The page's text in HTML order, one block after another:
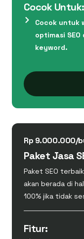
Cocok Untuk:
Cocok untuk
optimasi
keyword.
Rp 9.000.000/
Paket Jasa
Paket SEO
akan berada di
100% jika tidak
Fitur: